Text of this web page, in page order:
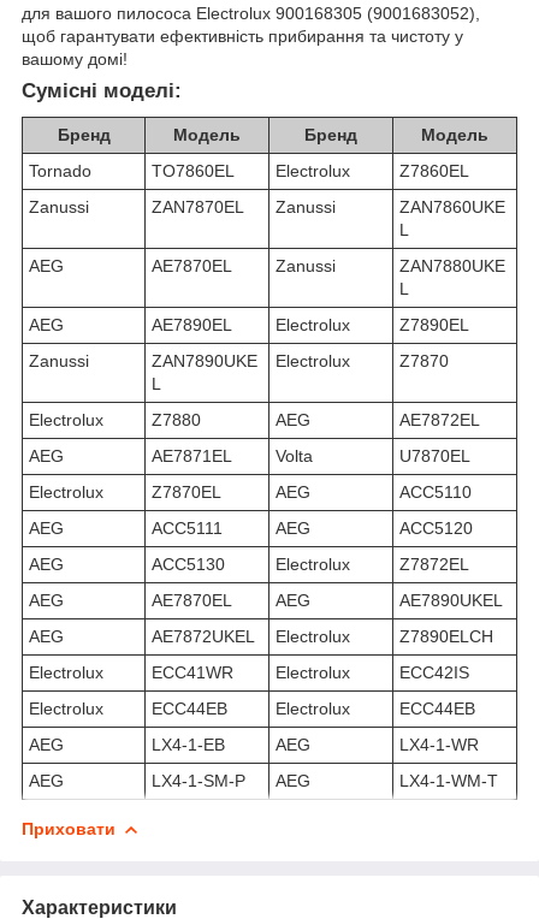
для вашого пилососа Electrolux 900168305 (9001683052),
щоб гарантувати ефективність прибирання та чистоту у
вашому домі!
Сумісні моделі:
Бренд Модель Бренд
Модель
Tornado
TO7860EL Electrolux
Z7860EL
Zanussi
ZAN7870EL Zanussi
ZAN7860UKE
L
AEG
AE7870EL Zanussi
ZAN7880UKE
L
AEG
AE7890EL Electrolux
Z7890EL
Zanussi
ZAN7890UKE
L
Electrolux Z7870
Electrolux Z7880 AEG
AE7872EL
AEG
AE7871EL Volta
U7870EL
Electrolux
Z7870EL AEG
ACC5110
AEG
ACC5111 AEG
ACC5120
AEG
ACC5130 Electrolux
Z7872EL
AEG
AE7870EL AEG
AE7890UKEL
AEG
AE7872UKEL Electrolux
Z7890ELCH
Electrolux
ECC41WR Electrolux
ECC42IS
Electrolux
ECC44EB Electrolux
ECC44EB
AEG
LX4-1-EB AEG
LX4-1-WR
AEG
LX4-1-SM-P AEG LX4-1-WM-T
Приховати
Характеристики